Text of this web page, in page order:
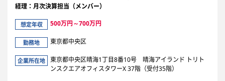
経理：月次決算担当（メンバー）
想定年収 500万円～700万円
勤務地 東京都中央区
企業所在地
東京都中央区晴海1丁目8番10号 晴海アイランド トリト
ンスクエアオフィスタワーX 37階（受付35階）